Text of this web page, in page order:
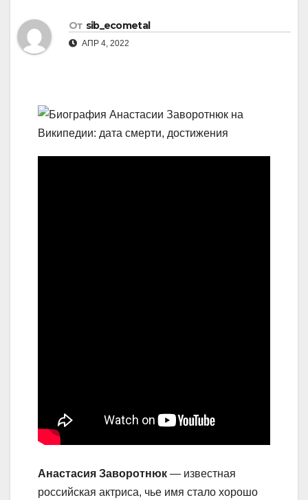
От sib_ecometal
АПР 4, 2022
Анастасия Заворотнюк — известная
российская актриса, чье имя стало хорошо